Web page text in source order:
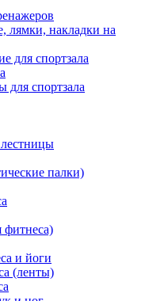
лямки, накладки на
для спортзала
для спортзала
палки)
и йоги
(ленты)